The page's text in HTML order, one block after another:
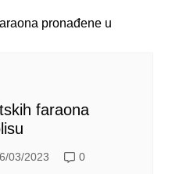
faraona
03/2023 0